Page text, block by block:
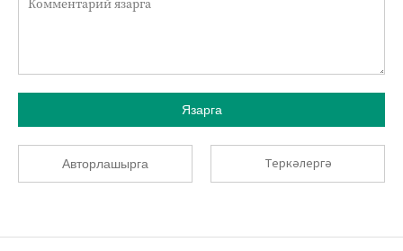
Язарга
Авторлашырга Теркәлергә